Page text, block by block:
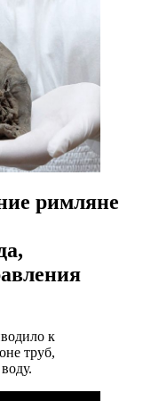
римляне
к
труб,